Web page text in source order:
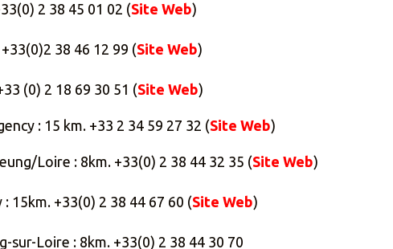
2 38 45 01 02 (Site Web)
38 46 12 99 (Site Web)
(0) 2 18 69 30 51 (Site Web)
: 15 km. +33 2 34 59 27 32 (Site Web)
Loire : 8km. +33(0) 2 38 44 32 35 (Site Web)
: 15km. +33(0) 2 38 44 67 60 (Site Web)
sur-Loire : 8km. +33(0) 2 38 44 30 70